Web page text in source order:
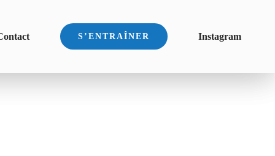
S’ENTRAÎNER Instagram